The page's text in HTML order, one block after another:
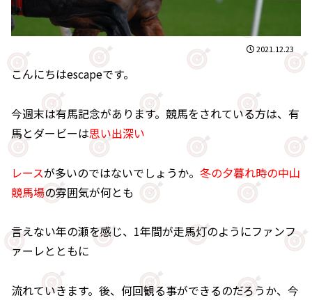
2021.12.23
こんにちはescapeです。
今週末は有馬記念があります。競馬をされている方は、有
馬とダービーは思い出深い
レースが多いのではないでしょうか。 冬の夕暮れ時の中山
競馬場の雰囲気が何とも
言えない年の瀬を感じ、1年間が走馬灯のようにファンフ
ァーレとともに
流れていきます。後、何回観る事ができるのだろうか、今